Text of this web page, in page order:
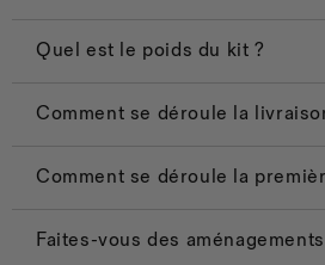
Quel est le poids du kit ?
Comment se déroule la
Comment se déroule la
Faites-vous des